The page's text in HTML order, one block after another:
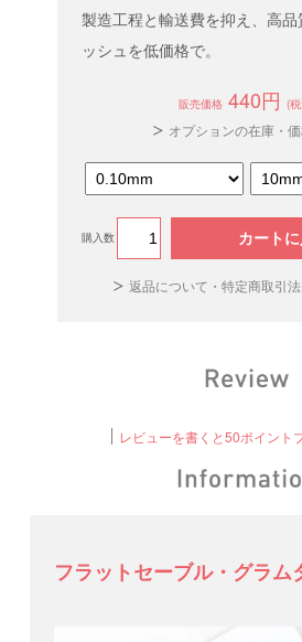
製造工程と輸送費を抑え、高
ッシュを低価格で。
販売価格 440円 (
オプションの在庫・
購入数 カート
返品について・特定商取引
レビューを書くと50ポイント
フラットセーブル・グラム